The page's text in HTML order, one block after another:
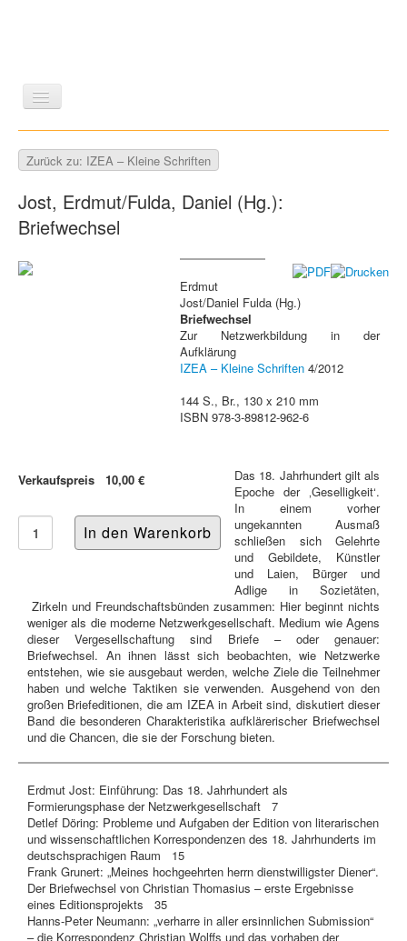
GESCHICHTE
WISSENSCHAFT
ZEITSCHRIFTEN/VERZEICHNISSE
Zurück zu: IZEA – Kleine Schriften
Jost, Erdmut/Fulda, Daniel (Hg.):
Briefwechsel
Verkaufspreis 10,00 €
Erdmut
Jost/Daniel Fulda (Hg.)
Briefwechsel
Zur Netzwerkbildung in der
Aufklärung
IZEA – Kleine Schriften 4/2012
144 S., Br., 130 x 210 mm
ISBN 978-3-89812-962-6
Das 18. Jahrhundert gilt als
Epoche der ‚Geselligkeit‘.
In einem vorher
ungekannten Ausmaß
schließen sich Gelehrte
und Gebildete, Künstler
und Laien, Bürger und
Adlige in Sozietäten,
Zirkeln und Freundschaftsbünden zusammen: Hier beginnt nichts
weniger als die moderne Netzwerkgesellschaft. Medium wie Agens
dieser Vergesellschaftung sind Briefe – oder genauer:
Briefwechsel. An ihnen lässt sich beobachten, wie Netzwerke
entstehen, wie sie ausgebaut werden, welche Ziele die Teilnehmer
haben und welche Taktiken sie verwenden. Ausgehend von den
großen Briefeditionen, die am IZEA in Arbeit sind, diskutiert dieser
Band die besonderen Charakteristika aufklärerischer Briefwechsel
und die Chancen, die sie der Forschung bieten.
Erdmut Jost: Einführung: Das 18. Jahrhundert als
Formierungsphase der Netzwerkgesellschaft 7
Detlef Döring: Probleme und Aufgaben der Edition von literarischen
und wissenschaftlichen Korrespondenzen des 18. Jahrhunderts im
deutschsprachigen Raum 15
Frank Grunert: „Meines hochgeehrten herrn dienstwilligster Diener“.
Der Briefwechsel von Christian Thomasius – erste Ergebnisse
eines Editionsprojekts 35
Hanns-Peter Neumann: „verharre in aller ersinnlichen Submission“
– die Korrespondenz Christian Wolffs und das vorhaben der